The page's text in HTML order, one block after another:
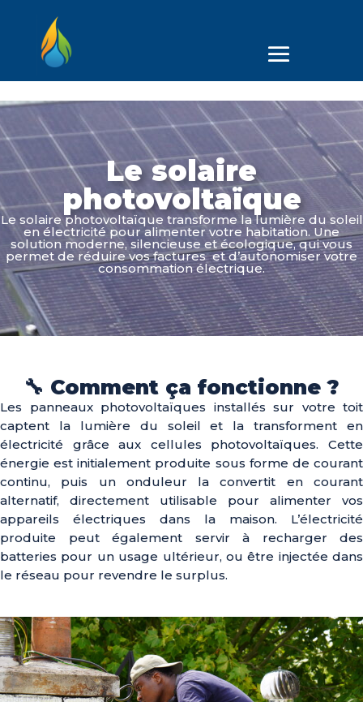
Le solaire
photovoltaïque
Le solaire photovoltaïque transforme la lumière du soleil
en électricité pour alimenter votre habitation. Une
solution moderne, silencieuse et écologique, qui vous
permet de réduire vos factures et d’autonomiser votre
consommation électrique.
🔧 Comment ça fonctionne ?
Les panneaux photovoltaïques installés sur votre toit
captent la lumière du soleil et la transforment en
électricité grâce aux cellules photovoltaïques. Cette
énergie est initialement produite sous forme de courant
continu, puis un onduleur la convertit en courant
alternatif, directement utilisable pour alimenter vos
appareils électriques dans la maison. L’électricité
produite peut également servir à recharger des
batteries pour un usage ultérieur, ou être injectée dans
le réseau pour revendre le surplus.